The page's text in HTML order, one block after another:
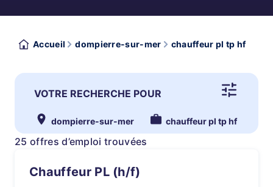
Accueil dompierre-sur-mer chauffeur pl tp hf
VOTRE RECHERCHE POUR
dompierre-sur-mer chauffeur pl tp hf
25 offres d’emploi trouvées
chauffeur PL (h/f)